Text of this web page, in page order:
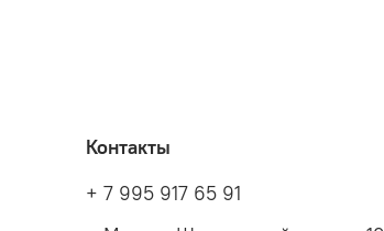
Контакты
+ 7 995 917 65 91